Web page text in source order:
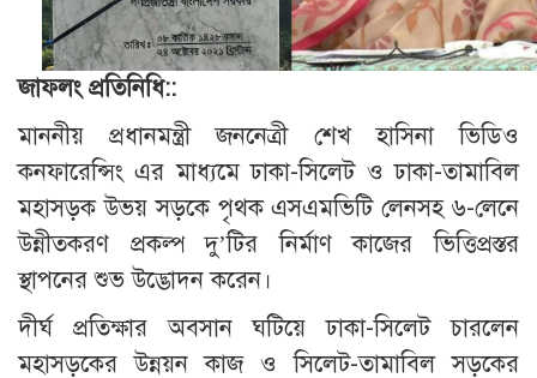
জাফলং প্রতিনিধি::
মাননীয় প্রধানমন্ত্রী জননেত্রী শেখ হাসিনা ভিডিও
কনফারেন্সিং এর মাধ্যমে ঢাকা-সিলেট ও ঢাকা-তামাবিল
মহাসড়ক উভয় সড়কে পৃথক এসএমভিটি লেনসহ ৬-লেনে
উন্নীতকরণ প্রকল্প দু’টির নির্মাণ কাজের ভিত্তিপ্রস্তর
স্থাপনের শুভ উদ্ভোদন করেন।
দীর্ঘ প্রতিক্ষার অবসান ঘটিয়ে ঢাকা-সিলেট চারলেন
মহাসড়কের উন্নয়ন কাজ ও সিলেট-তামাবিল সড়কের